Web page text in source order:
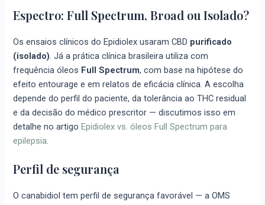
Espectro: Full Spectrum, Broad ou Isolado?
Os ensaios clínicos do Epidiolex usaram CBD purificado
(isolado). Já a prática clínica brasileira utiliza com
frequência óleos Full Spectrum, com base na hipótese do
efeito entourage e em relatos de eficácia clínica. A escolha
depende do perfil do paciente, da tolerância ao THC residual
e da decisão do médico prescritor — discutimos isso em
detalhe no artigoEpidiolex vs. óleos Full Spectrum para
epilepsia.
Perfil de segurança
O canabidiol tem perfil de segurança favorável — a OMS